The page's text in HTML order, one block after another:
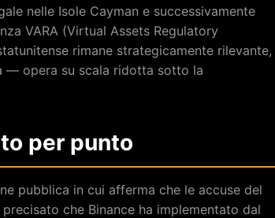
nelle Isole Cayman e successivamente
VARA (Virtual Assets Regulatory
rimane strategicamente rilevante,
— opera su scala ridotta sotto la
per punto
pubblica in cui afferma che le accuse del
precisato che Binance ha implementato dal